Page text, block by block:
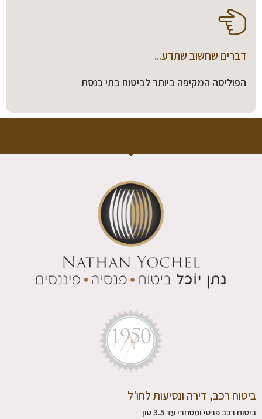
דברים שחשוב שתדע...
הפוליסה המקיפה ביותר לביטוח בתי כנסת
ביטוח רכב, דירה ונסיעות לחו'ל
ביטוח רכב פרטי ומסחרי עד 3.5 טון